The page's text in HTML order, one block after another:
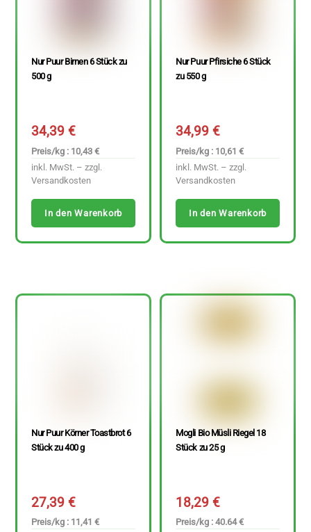
Nur Puur Birnen 6 Stück zu
500 g
34,39€
Preis/kg : 10,43 €
inkl. MwSt. – zzgl.
Versandkosten
In den Warenkorb
Nur Puur Pfirsiche 6 Stück
zu 550 g
34,99€
Preis/kg : 10,61 €
inkl. MwSt. – zzgl.
Versandkosten
In den Warenkorb
Nur Puur Körner Toastbrot 6
Stück zu 400 g
27,39€
Preis/kg : 11,41 €
Mogli Bio Müsli Riegel 18
Stück zu 25 g
18,29€
Preis/kg : 40.64 €